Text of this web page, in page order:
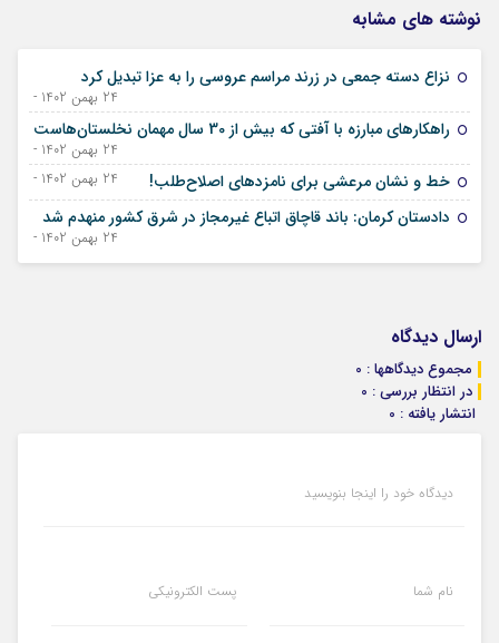
نوشته های مشابه
نزاع دسته جمعی در زرند مراسم عروسی را به عزا تبدیل کرد
24 بهمن 1402 - 13 فوریه 2024
راهکارهای مبارزه با آفتی که بیش از 30 سال مهمان نخلستان‌هاست
24 بهمن 1402 - 13 فوریه 2024
خط و نشان مرعشی برای نامزدهای اصلاح‌طلب! 24 بهمن 1402 - 13 فوریه 2024
دادستان کرمان: باند قاچاق اتباع غیرمجاز در شرق کشور منهدم شد
24 بهمن 1402 - 13 فوریه 2024
ارسال دیدگاه
مجموع دیدگاهها : 0
در انتظار بررسی : 0
انتشار یافته : 0
دیدگاه خود را اینجا بنویسید
نام شما پست الکترونیکی